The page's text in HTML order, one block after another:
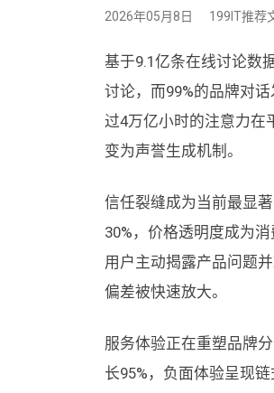
2026年05月8日 199IT推荐
基于9.1亿条在线讨论数
讨论，而99%的品牌对
过4万亿小时的注意力在
变为声誉生成机制。
信任裂缝成为当前最显
30%，价格透明度成为
用户主动揭露产品问题
偏差被快速放大。
服务体验正在重塑品牌
长95%，负面体验呈现